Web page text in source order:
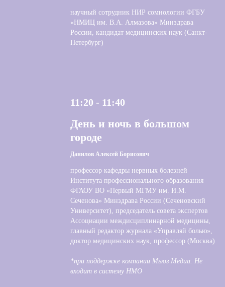
научный сотрудник НИР сомнологии ФГБУ
«НМИЦ им. В.А. Алмазова» Минздрава
России, кандидат медицинских наук (Санкт-
Петербург)
11:20 - 11:40
День и ночь в большом
городе
Данилов Алексей Борисович
профессор кафедры нервных болезней
Института профессионального образования
ФГАОУ ВО «Первый МГМУ им. И.М.
Сеченова» Минздрава России (Сеченовский
Университет), председатель совета экспертов
Ассоциации междисциплинарной медицины,
главный редактор журнала «Управляй болью»,
доктор медицинских наук, профессор (Москва)
*при поддержке компании Мьюз Медиа. Не
входит в систему НМО